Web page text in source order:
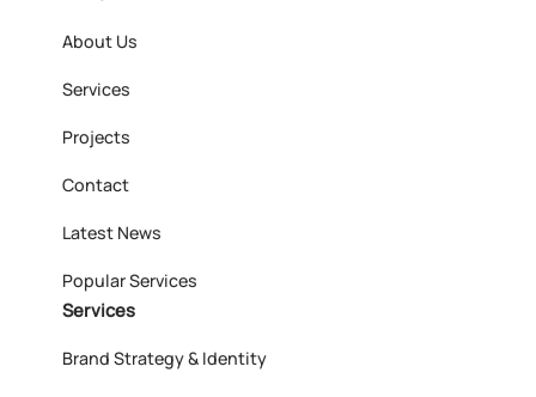
About Us
Services
Projects
Contact
Latest News
Popular Services
Services
Brand Strategy & Identity